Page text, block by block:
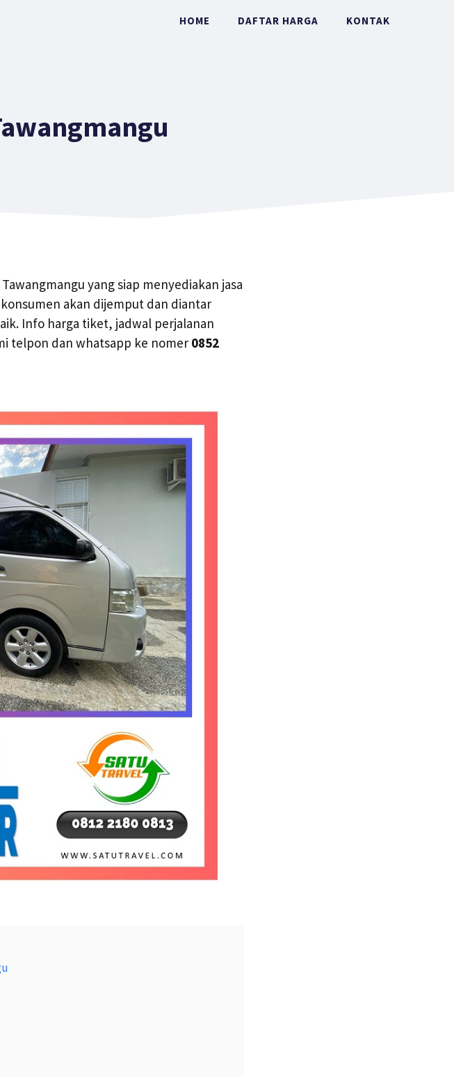
HOME DAFTAR HARGA KONTAK
yang siap menyediakan jasa
akan dijemput dan diantar
Info harga tiket, jadwal perjalanan
telpon dan whatsapp ke nomer 0852